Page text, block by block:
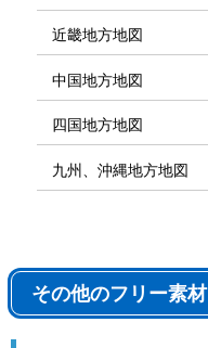
近畿地方地図
中国地方地図
四国地方地図
九州、沖縄地方地図
その他のフリー素材